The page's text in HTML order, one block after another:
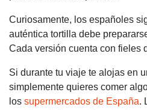
Curiosamente, los españoles
auténtica tortilla debe
Cada versión cuenta con fieles
Si durante tu viaje te alojas en
simplemente quieres comer
los supermercados de España.